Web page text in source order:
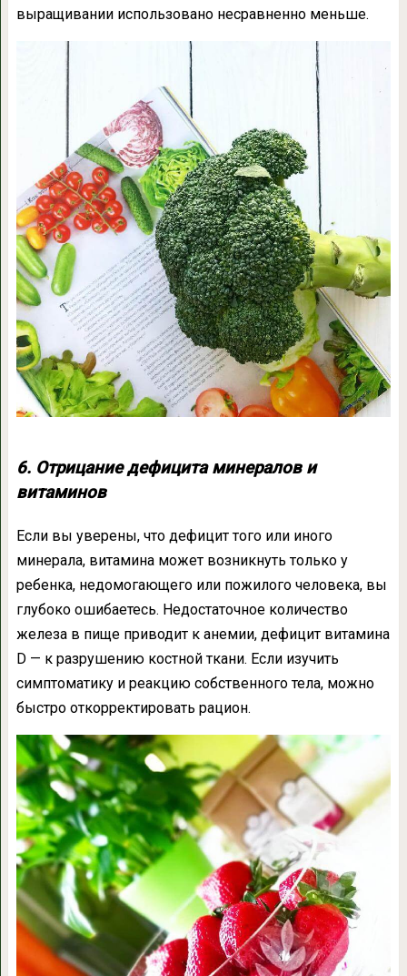
выращивании использовано несравненно меньше.
6. Отрицание дефицита минералов и
витаминов
Если вы уверены, что дефицит того или иного
минерала, витамина может возникнуть только у
ребенка, недомогающего или пожилого человека, вы
глубоко ошибаетесь. Недостаточное количество
железа в пище приводит к анемии, дефицит витамина
D — к разрушению костной ткани. Если изучить
симптоматику и реакцию собственного тела, можно
быстро откорректировать рацион.